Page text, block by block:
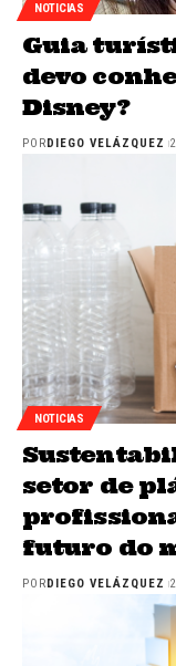
NOTICIAS
Guia
devo
Disney?
PORDIEGO VELÁZQUEZ
NOTICIAS
setor de
futuro do
POR DIEGO VELÁZQUEZ